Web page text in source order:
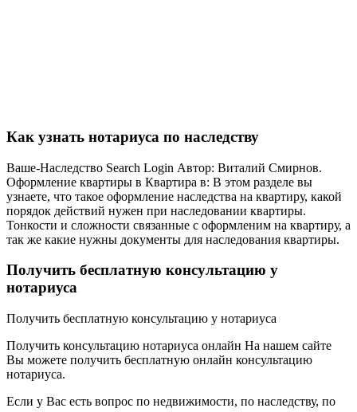
Как узнать нотариуса по наследству
Ваше-Наследство Search Login Автор: Виталий Смирнов.
Оформление квартиры в Квартира в: В этом разделе вы
узнаете, что такое оформление наследства на квартиру, какой
порядок действий нужен при наследовании квартиры.
Тонкости и сложности связанные с оформленим на квартиру, а
так же какие нужны документы для наследования квартиры.
Получить бесплатную консультацию у
нотариуса
Получить бесплатную консультацию у нотариуса
Получить консультацию нотариуса онлайн На нашем сайте
Вы можете получить бесплатную онлайн консультацию
нотариуса.
Если у Вас есть вопрос по недвижимости, по наследству, по